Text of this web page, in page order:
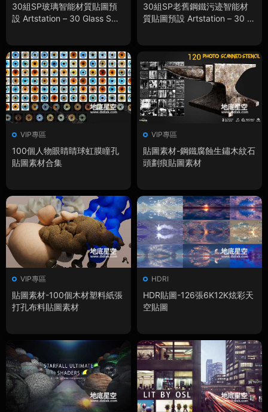
30組SP玻璃智能材質貼圖預
設 Artstation – 30 Glass Sma
30組SP老舊鋼鐵污迹智能材
質貼圖預設 Artstation – 30 D
VIP專區
100個人物眼睛睛球虹膜瞳孔
貼圖素材合集
VIP專區
貼圖素材-鋼鐵腐蝕生鏽木紋石
頭劃痕貼圖素材
VIP專區
貼圖素材-100個木材塑料紙張
打孔布料貼圖素材
HDRI
HDR貼圖-126張6K12K炫彩天
空貼圖